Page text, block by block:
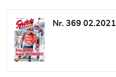
Nr. 369 02.2021